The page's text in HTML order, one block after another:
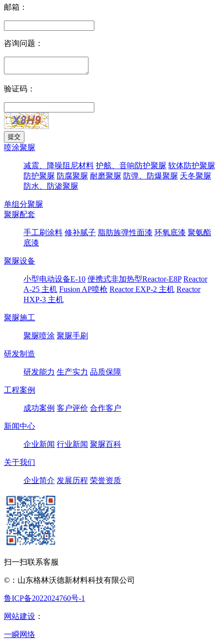
邮箱：
咨询问题：
验证码：
喷涂聚脲
减震、降噪阻尼材料 护舷、音响防护聚脲 软体防护聚脲
防护聚脲 防腐聚脲 耐磨聚脲 防弹、防爆聚脲 天冬聚脲
防水、防渗聚脲
单组分聚脲
聚脲配套
手工刷涂料 修补腻子 脂肪族弹性面漆 环氧底漆 聚氨酯
底漆
聚脲设备
小型电动设备E-10 便携式非加热型Reactor-E8P Reactor
A-25 主机 Fusion AP喷枪 Reactor EXP-2 主机 Reactor
HXP-3 主机
聚脲施工
聚脲喷涂 聚脲手刷
研发制造
研发能力 生产实力 品质保障
工程案例
成功案例 客户评价 合作客户
新闻中心
企业新闻 行业新闻 聚脲百科
关于我们
企业简介 发展历程 荣誉资质
扫一扫联系客服
©：山东格林沃德新材料科技有限公司
鲁ICP备2022024760号-1
网站建设 ：
一瞬网络